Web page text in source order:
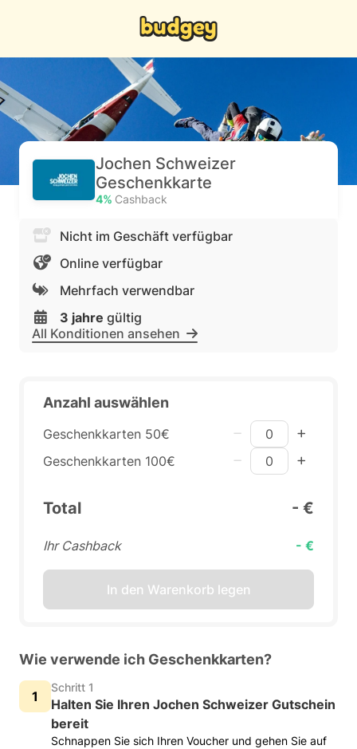
Jochen Schweizer
Geschenkkarte
4% Cashback
Nicht im Geschäft verfügbar
Online verfügbar
Mehrfach verwendbar
3 jahre gültig
All Konditionen ansehen
Anzahl auswählen
Geschenkkarten 50€
Geschenkkarten 100€
Total - €
Ihr Cashback - €
In den Warenkorb legen
Wie verwende ich Geschenkkarten?
Schritt 1
Halten Sie Ihren Jochen Schweizer Gutschein
bereit
Schnappen Sie sich Ihren Voucher und gehen Sie auf